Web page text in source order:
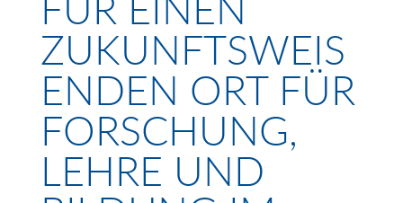
ZUKUNFTSWEIS
ENDEN ORT FÜR
FORSCHUNG,
LEHRE UND